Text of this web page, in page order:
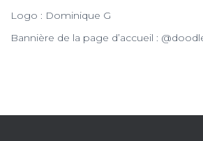
Logo : Dominique G
Bannière de la page d’accueil :